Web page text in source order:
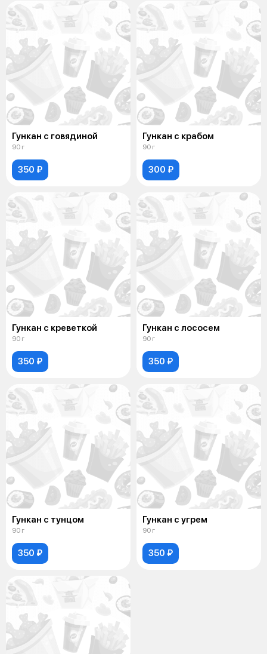
Гункан с говядиной
90 г
350 ₽
Гункан с крабом
90 г
300 ₽
Гункан с креветкой
90 г
350 ₽
Гункан с лососем
90 г
350 ₽
Гункан с тунцом
90 г
350 ₽
Гункан с угрем
90 г
350 ₽